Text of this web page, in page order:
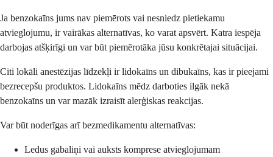
Ja benzokaīns jums nav piemērots vai nesniedz pietiekamu
atvieglojumu, ir vairākas alternatīvas, ko varat apsvērt. Katra iespēja
darbojas atšķirīgi un var būt piemērotāka jūsu konkrētajai situācijai.
Citi lokāli anestēzijas līdzekļi ir lidokaīns un dibukaīns, kas ir pieejami
bezrecepšu produktos. Lidokaīns mēdz darboties ilgāk nekā
benzokaīns un var mazāk izraisīt alerģiskas reakcijas.
Var būt noderīgas arī bezmedikamentu alternatīvas:
Ledus gabaliņi vai auksts komprese atvieglojumam